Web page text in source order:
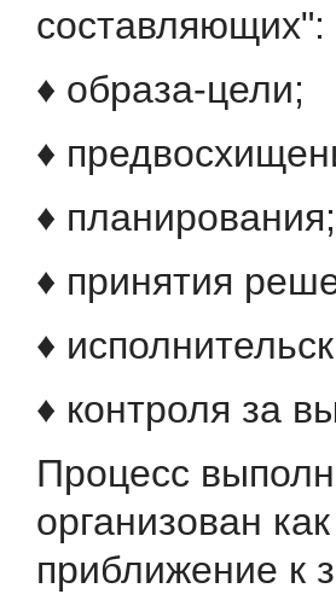
составляющих":
♦ образа-цели;
♦
♦ планирования;
♦ принятия
♦
♦ контроля за
Процесс
организован
приближение к